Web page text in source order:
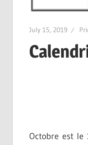
July 15, 2019
Octobre est le